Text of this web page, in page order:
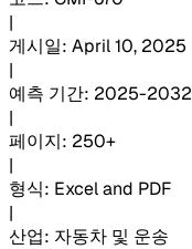
|
게시일: April 10, 2025
|
예측 기간: 2025-2032
|
페이지: 250+
|
형식: Excel and PDF
|
산업: 자동차 및 운송